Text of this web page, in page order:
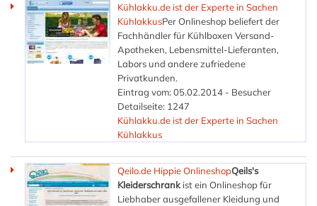
Kühlakku.de ist der Experte in Sachen
KühlakkusPer Onlineshop beliefert der
Fachhändler für Kühlboxen Versand-
Apotheken, Lebensmittel-Lieferanten,
Labors und andere zufriedene
Privatkunden.
Eintrag vom: 05.02.2014 - Besucher
Detailseite: 1247
Kühlakku.de ist der Experte in Sachen
Kühlakkus
Qeilo.de Hippie OnlineshopQeils's
Kleiderschrank ist ein Onlineshop für
Liebhaber ausgefallener Kleidung und